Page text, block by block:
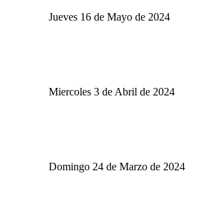
Jueves 16 de Mayo de 2024
Miercoles 3 de Abril de 2024
Domingo 24 de Marzo de 2024